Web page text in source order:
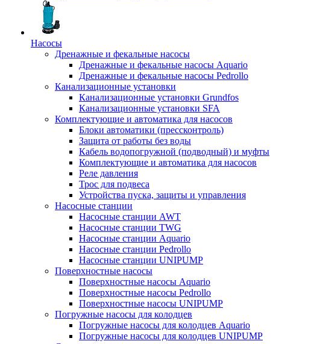
Насосы
Дренажные и фекальные насосы
Дренажные и фекальные насосы Aquario
Дренажные и фекальные насосы Pedrollo
Канализационные установки
Канализационные установки Grundfos
Канализационные установки SFA
Комплектующие и автоматика для насосов
Блоки автоматики (прессконтроль)
Защита от работы без воды
Кабель водопогружной (подводный) и муфты
Комплектующие и автоматика для насосов
Реле давления
Трос для подвеса
Устройства пуска, защиты и управления
Насосные станции
Насосные станции AWT
Насосные станции TWG
Насосные станции Aquario
Насосные станции Pedrollo
Насосные станции UNIPUMP
Поверхностные насосы
Поверхностные насосы Aquario
Поверхностные насосы Pedrollo
Поверхностные насосы UNIPUMP
Погружные насосы для колодцев
Погружные насосы для колодцев Aquario
Погружные насосы для колодцев UNIPUMP